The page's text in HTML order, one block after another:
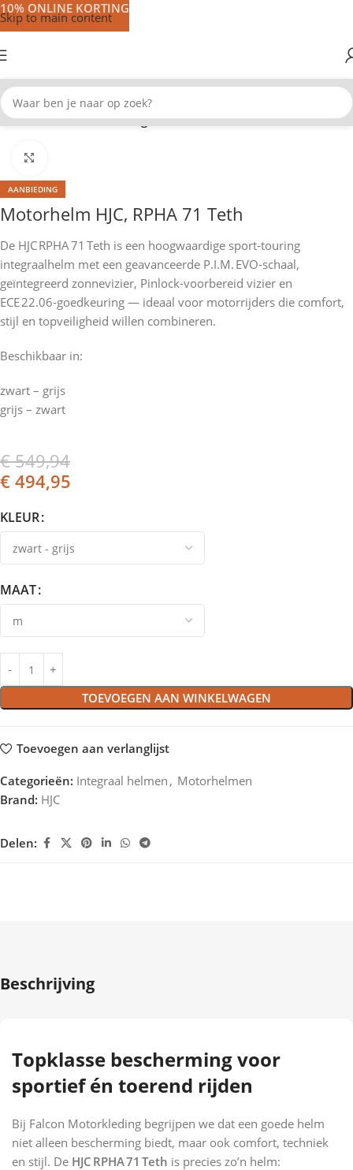
Skip to main content
Home Motorhelmen Integraal helmen
AANBIEDING
Motorhelm HJC, RPHA 71 Teth
De HJC RPHA 71 Teth is een hoogwaardige sport‑touring
integraalhelm met een geavanceerde P.I.M. EVO‑schaal,
geïntegreerd zonnevizier, Pinlock‑voorbereid vizier en
ECE 22.06‑goedkeuring — ideaal voor motorrijders die comfort,
stijl en topveiligheid willen combineren.
Beschikbaar in:
zwart – grijs
grijs – zwart
€549,94
€ 494,95
KLEUR
MAAT
TOEVOEGEN AAN WINKELWAGEN
Toevoegen aan verlanglijst
Categorieën: Integraal helmen , Motorhelmen
Brand: HJC
Delen:
Beschrijving
Topklasse bescherming voor
sportief én toerend rijden
Bij Falcon Motorkleding begrijpen we dat een goede helm
niet alleen bescherming biedt, maar ook comfort, techniek
en stijl. De HJC RPHA 71 Teth is precies zo’n helm:
10% ONLINE KORTING